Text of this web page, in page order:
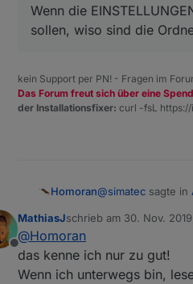
Wenn die
sollen, wiso sind die
kein Support per PN! - Fragen im
Das Forum freut sich über eine
der Installationsfixer: curl -fsL
Homoran@simatec sagte in
Danke!
Offline
MathiasJschrieb am 30. Nov.
zuletzt editiert von
@Homoran
das kenne ich nur zu gut!
Wenn ich unterwegs bin,